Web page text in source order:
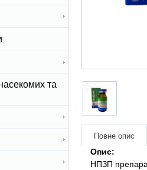
Повне опис
Опис:
НПЗП
та